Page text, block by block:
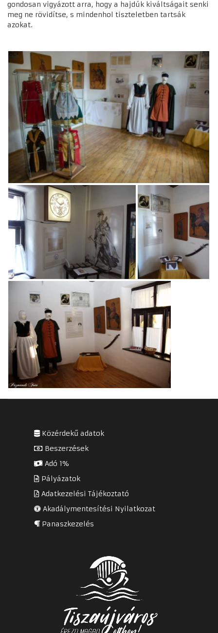
gondosan vigyázott arra, hogy a hajdúk kiváltságait senki
meg ne rövidítse, s mindenhol tiszteletben tartsák
azokat.
Közérdekű adatok
Beszerzések
Adó 1%
Pályázatok
Adatkezelési Tájékoztató
Akadálymentesítési Nyilatkozat
Panaszkezelés